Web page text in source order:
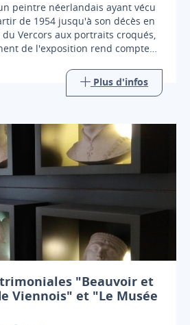
peintre néerlandais ayant vécu
de 1954 jusqu'à son décès en
du Vercors aux portraits croqués,
de l'exposition rend compte
Plus d'infos
"Beauvoir et
Viennois" et "Le Musée